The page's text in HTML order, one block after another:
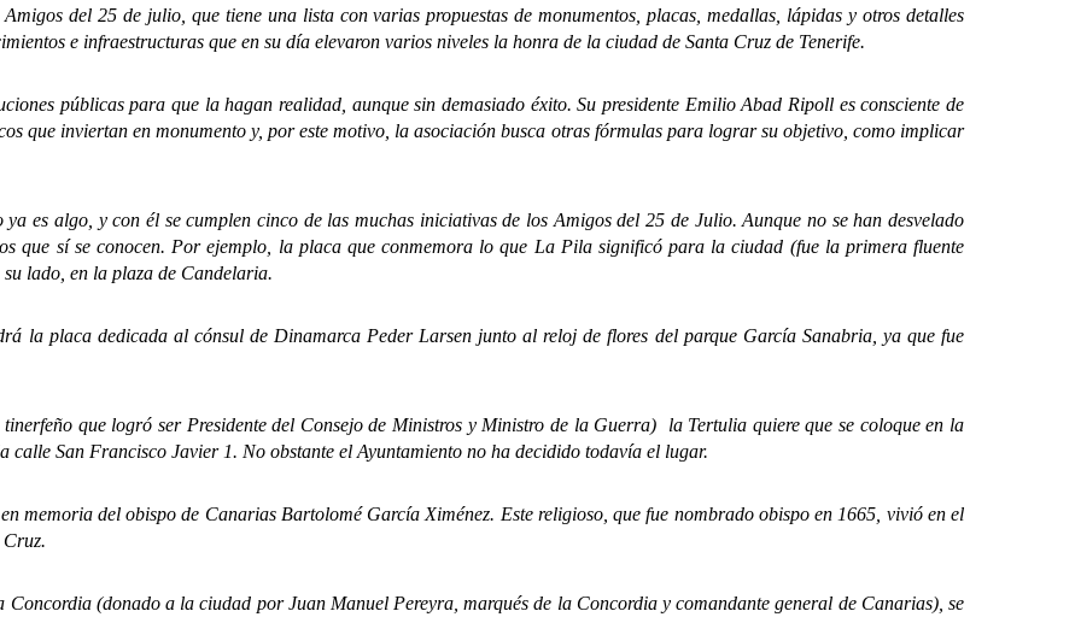
del 25 de julio, que tiene una lista con varias propuestas de monumentos, placas, medallas, lápidas y otros detalles
e infraestructuras que en su día elevaron varios niveles la honra de la ciudad de Santa Cruz de Tenerife.
públicas para que la hagan realidad, aunque sin demasiado éxito. Su presidente Emilio Abad Ripoll es consciente de
que inviertan en monumento y, por este motivo, la asociación busca otras fórmulas para lograr su objetivo, como implicar
algo, y con él se cumplen cinco de las muchas iniciativas de los Amigos del 25 de Julio. Aunque no se han desvelado
que sí se conocen. Por ejemplo, la placa que conmemora lo que La Pila significó para la ciudad (fue la primera fluente
lado, en la plaza de Candelaria.
dedicada al cónsul de Dinamarca Peder Larsen junto al reloj de flores del parque García Sanabria, ya que fue
que logró ser Presidente del Consejo de Ministros y Ministro de la Guerra) la Tertulia quiere que se coloque en la
calle San Francisco Javier 1. No obstante el Ayuntamiento no ha decidido todavía el lugar.
del obispo de Canarias Bartolomé García Ximénez. Este religioso, que fue nombrado obispo en 1665, vivió en el
(donado a la ciudad por Juan Manuel Pereyra, marqués de la Concordia y comandante general de Canarias), se